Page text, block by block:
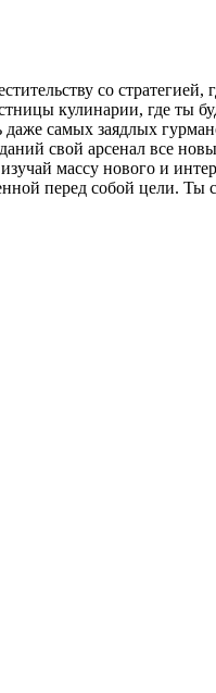
со стратегией,
кулинарии, где ты
самых заядлых
свой арсенал все
массу нового и
перед собой цели.